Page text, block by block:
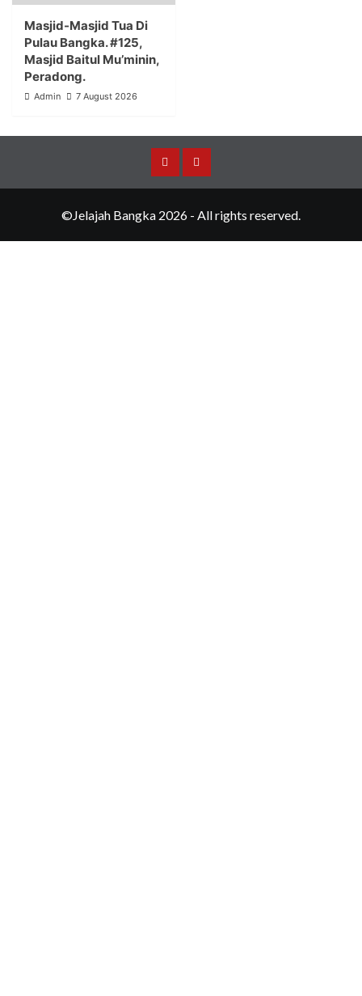
Masjid-Masjid Tua Di
Pulau Bangka. #125,
Masjid Baitul Mu’minin,
Peradong.
Admin 7 August 2026
Merchandise
Events
©Jelajah Bangka 2026 - All rights reserved.